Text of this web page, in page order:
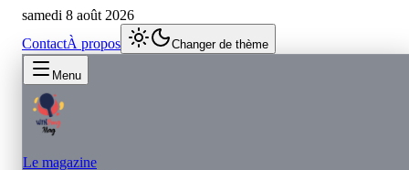
samedi 8 août 2026
ContactÀ propos Changer de thème
Menu
Le magazine